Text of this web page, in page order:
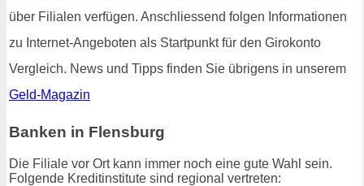
über Filialen verfügen. Anschliessend folgen Informationen
zu Internet-Angeboten als Startpunkt für den Girokonto
Vergleich. News und Tipps finden Sie übrigens in unserem
Geld-Magazin
Banken in Flensburg
Die Filiale vor Ort kann immer noch eine gute Wahl sein.
Folgende Kreditinstitute sind regional vertreten: